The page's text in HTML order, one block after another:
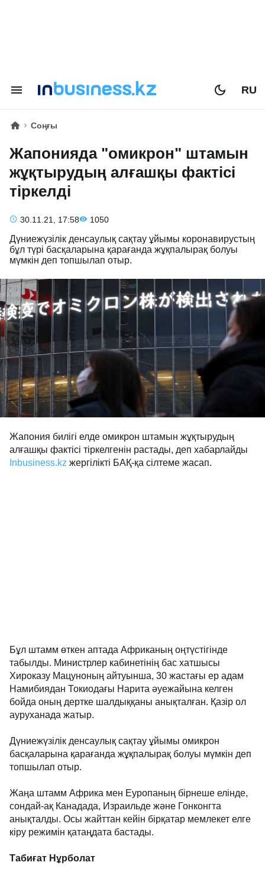
RU
Соңғы
Жапонияда "омикрон" штамын
жұқтырудың алғашқы фактісі
тіркелді
30.11.21, 17:58 1050
Дүниежүзілік денсаулық сақтау ұйымы коронавирустың
бұл түрі басқаларына қарағанда жұқпалырақ болуы
мүмкін деп топшылап отыр.
Жапония билігі елде омикрон штамын жұқтырудың
алғашқы фактісі тіркелгенін растады, деп хабарлайды
Inbusiness.kz жергілікті БАҚ-қа сілтеме жасап.
Бұл штамм өткен аптада Африканың оңтүстігінде
табылды. Министрлер кабинетінің бас хатшысы
Хироказу Мацуноның айтуынша, 30 жастағы ер адам
Намибиядан Токиодағы Нарита әуежайына келген
бойда оның дертке шалдыққаны анықталған. Қазір ол
ауруханада жатыр.
Дүниежүзілік денсаулық сақтау ұйымы омикрон
басқаларына қарағанда жұқпалырақ болуы мүмкін деп
топшылап отыр.
Жаңа штамм Африка мен Еуропаның бірнеше елінде,
сондай-ақ Канадада, Израильде және Гонконгта
анықталды. Осы жайттан кейін бірқатар мемлекет елге
кіру режимін қатаңдата бастады.
Табиғат Нұрболат